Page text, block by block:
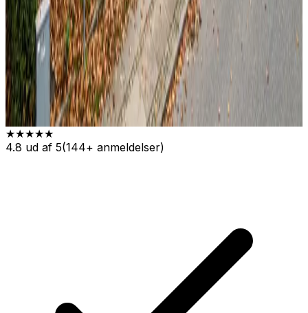
★★★★★
4.8 ud af 5(144+ anmeldelser)